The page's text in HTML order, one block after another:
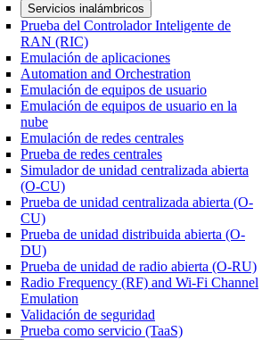
Servicios inalámbricos
Prueba del Controlador Inteligente de
RAN (RIC)
Emulación de aplicaciones
Automation and Orchestration
Emulación de equipos de usuario
Emulación de equipos de usuario en la
nube
Emulación de redes centrales
Prueba de redes centrales
Simulador de unidad centralizada abierta
(O-CU)
Prueba de unidad centralizada abierta (O-
CU)
Prueba de unidad distribuida abierta (O-
DU)
Prueba de unidad de radio abierta (O-RU)
Radio Frequency (RF) and Wi-Fi Channel
Emulation
Validación de seguridad
Prueba como servicio (TaaS)